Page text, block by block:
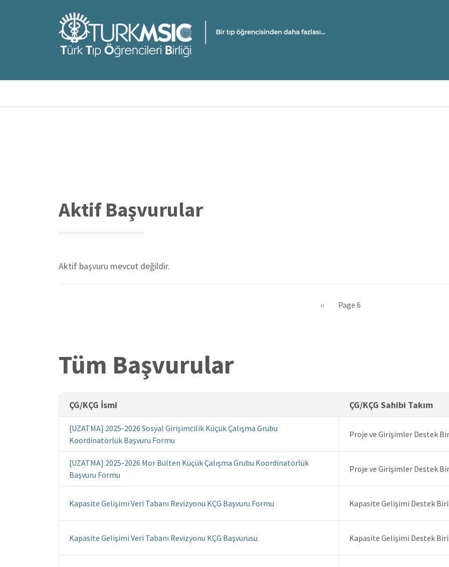
Sayfa
Aktif Başvurular
Aktif başvuru mevcut değildir.
Önceki
‹‹ Page 6
Tüm Başvurular
ÇG/KÇG İsmi ÇG/KÇG Sahibi Takım
[UZATMA] 2025-2026 Sosyal Girişimcilik Küçük Çalışma Grubu
Koordinatörlük Başvuru Formu
Proje ve Girişimler Destek
[UZATMA] 2025-2026 Mor Bülten Küçük Çalışma Grubu Koordinatörlük
Başvuru Formu
Proje ve Girişimler Destek
Kapasite Gelişimi Veri Tabanı Revizyonu KÇG Başvuru Formu Kapasite Gelişimi Destek
Kapasite Gelişimi Veri Tabanı Revizyonu KÇG Başvurusu Kapasite Gelişimi Destek